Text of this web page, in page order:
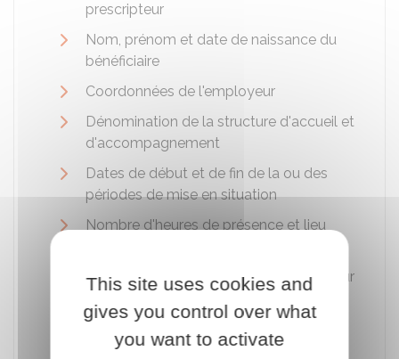
prescripteur
Nom, prénom et date de naissance du
bénéficiaire
Coordonnées de l'employeur
Dénomination de la structure d'accueil et
d'accompagnement
Dates de début et de fin de la ou des
périodes de mise en situation
Nombre d'heures de présence et lieu
Objectifs fixés et modalités prévues pour
Description des tâches qui vous sont
confiées pour développer les
This site uses cookies and
gives you control over what
you want to activate